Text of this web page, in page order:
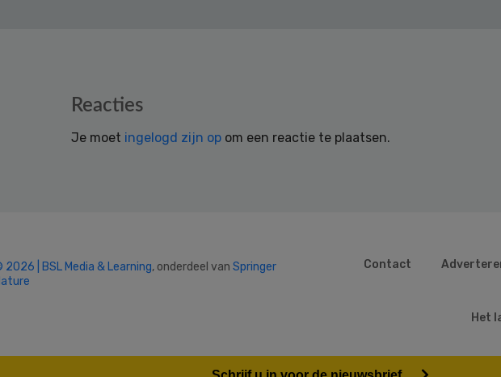
Reacties
Je moet ingelogd zijn op om een reactie te plaatsen.
2026 | BSL Media & Learning, onderdeel van Springer
Contact
Het